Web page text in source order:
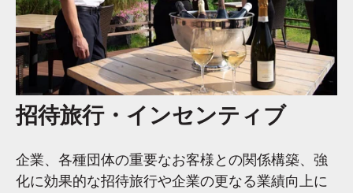
招待旅行・インセンティブ
企業、各種団体の重要なお客様との関係構築、強
化に効果的な招待旅行や企業の更なる業績向上に